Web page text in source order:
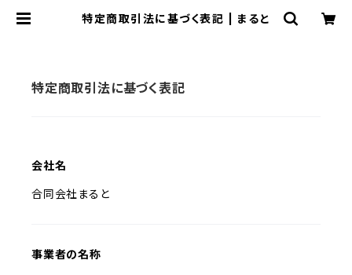
特定商取引法に基づく表記 | まると
特定商取引法に基づく表記
会社名
合同会社まると
事業者の名称